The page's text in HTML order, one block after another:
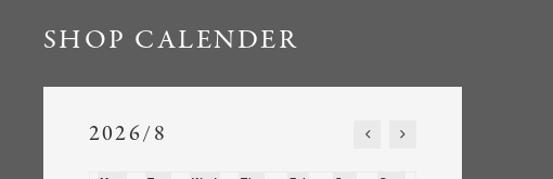
SHOP CALENDER
2026/8